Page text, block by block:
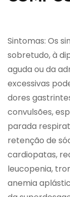
Sintomas: Os
sobretudo, à
aguda ou da
excessivas
dores
convulsões,
parada
retenção de
cardiopatas,
leucopenia,
anemia